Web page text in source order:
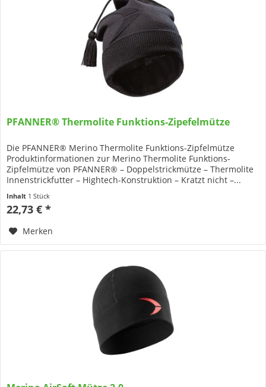
PFANNER® Thermolite Funktions-Zipefelmütze
Die PFANNER® Merino Thermolite Funktions-Zipfelmütze
Produktinformationen zur Merino Thermolite Funktions-
Zipfelmütze von PFANNER® – Doppelstrickmütze – Thermolite
Innenstrickfutter – Hightech-Konstruktion – Kratzt nicht –...
Inhalt 1 Stück
22,73 € *
Merken